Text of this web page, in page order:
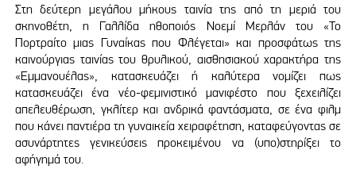
Στη δεύτερη μεγάλου μήκους ταινία της από τη μεριά του
σκηνοθέτη, η Γαλλίδα ηθοποιός Νοεμί Μερλάν του «Το
Πορτραίτο μιας Γυναίκας που Φλέγεται» και προσφάτως της
καινούργιας ταινίας του θρυλικού, αισθησιακού χαρακτήρα της
«Εμμανουέλας», κατασκευάζει ή καλύτερα νομίζει πως
κατασκευάζει ένα νέο-φεμινιστικό μανιφέστο που ξεχειλίζει
απελευθέρωση, γκλίτερ και ανδρικά φαντάσματα, σε ένα φιλμ
που κάνει παντιέρα τη γυναικεία χειραφέτηση, καταφεύγοντας σε
ασυνάρτητες γενικεύσεις προκειμένου να (υπο)στηρίξει το
αφήγημά του.